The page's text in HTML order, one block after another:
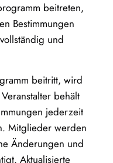
beitreten,
Bestimmungen
und
beitritt, wird
behält
jederzeit
Mitglieder werden
Änderungen und
Aktualisierte